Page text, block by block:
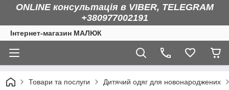
ONLINE консультація в VIBER, TELEGRAM
+380977002191
Інтернет-магазин МАЛЮК
Товари та послуги Дитячий одяг для новонароджених